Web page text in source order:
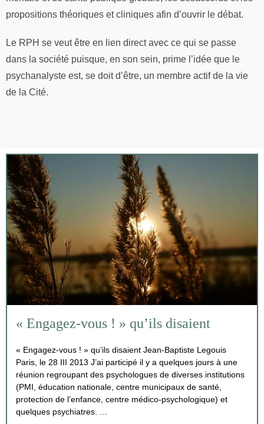
propositions théoriques et cliniques afin d’ouvrir le débat.
Le RPH se veut être en lien direct avec ce qui se passe
dans la société puisque, en son sein, prime l’idée que le
psychanalyste est, se doit d’être, un membre actif de la vie
de la Cité.
« Engagez-vous ! » qu’ils disaient
« Engagez-vous ! » qu’ils disaient Jean-Baptiste Legouis
Paris, le 28 III 2013 J’ai participé il y a quelques jours à une
réunion regroupant des psychologues de diverses institutions
(PMI, éducation nationale, centre municipaux de santé,
protection de l’enfance, centre médico-psychologique) et
quelques psychiatres. …